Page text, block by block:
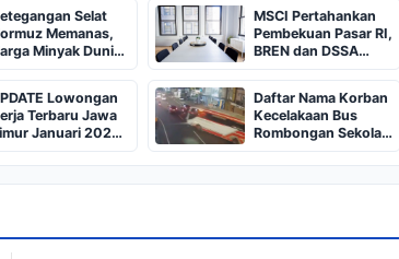
Selat
Memanas,
Minyak Dunia
US$ 108
MSCI Pertahankan
Pembekuan Pasar RI,
BREN dan DSSA
Terancam Keluar dari
Indeks
Lowongan
Terbaru Jawa
Januari 2025,
CV dan
Daftar Nama Korban
Kecelakaan Bus
Rombongan Sekolah
dari Bali di Kota Batu:
Salah Satunya Ada
Balita